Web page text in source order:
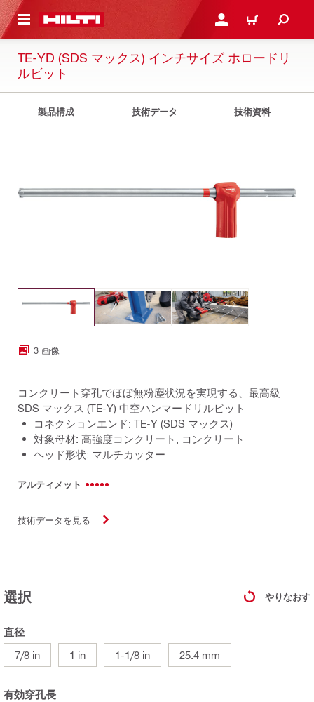
内容を表示 ログイン・新規オンライ
カート
TE-YD (SDS マックス) インチサイズ ホロードリ
ルビット
製品構成 技術データ 技術資料
3 画像
コンクリート穿孔でほぼ無粉塵状況を実現する、最高級
SDS マックス (TE-Y) 中空ハンマードリルビット
コネクションエンド: TE-Y (SDS マックス)
対象母材: 高強度コンクリート, コンクリート
ヘッド形状: マルチカッター
アルティメット
技術データを見る
選択 やりなおす
直径
7/8 in
1 in 1-1/8 in 25.4 mm
有効穿孔長